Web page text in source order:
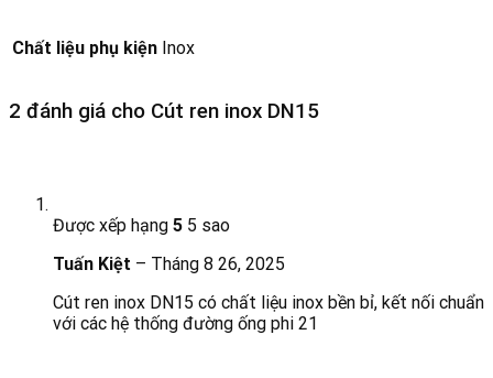
Chất liệu phụ kiện Inox
2 đánh giá cho Cút ren inox DN15
Được xếp hạng 5 5 sao
Tuấn Kiệt – Tháng 8 26, 2025
Cút ren inox DN15 có chất liệu inox bền bỉ, kết nối chuẩn
với các hệ thống đường ống phi 21